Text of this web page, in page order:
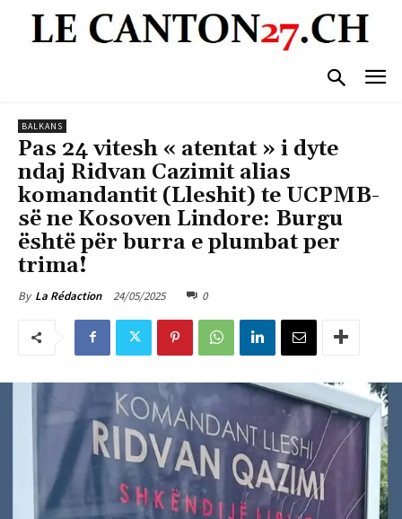
BALKANS
Pas 24 vitesh « atentat » i dyte
ndaj Ridvan Cazimit alias
komandantit (Lleshit) te UCPMB-
së ne Kosoven Lindore: Burgu
është për burra e plumbat per
trima!
By La Rédaction 24/05/2025 0